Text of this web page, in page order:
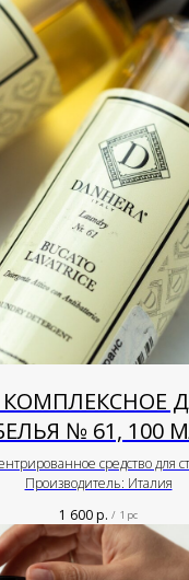
КОМПЛЕКСНОЕ
№ 61, 100
средство для
Производитель: Италия
1 600р. / 1 pc